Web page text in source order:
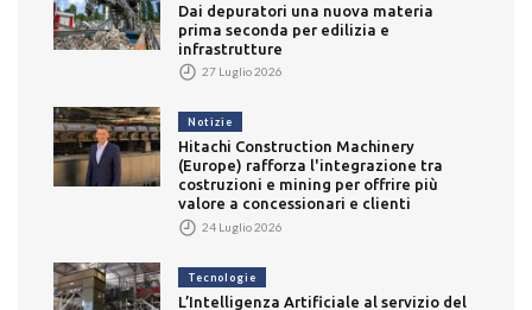
Dai depuratori una nuova materia
prima seconda per edilizia e
infrastrutture
27 Luglio 2026
Notizie
Hitachi Construction Machinery
(Europe) rafforza l'integrazione tra
costruzioni e mining per offrire più
valore a concessionari e clienti
24 Luglio 2026
Tecnologie
L’Intelligenza Artificiale al servizio del